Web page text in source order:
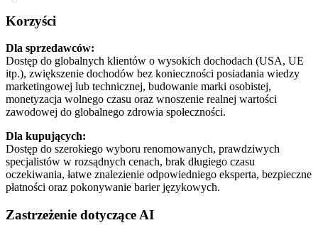
Korzyści
Dla sprzedawców:
Dostęp do globalnych klientów o wysokich dochodach (USA, UE
itp.), zwiększenie dochodów bez konieczności posiadania wiedzy
marketingowej lub technicznej, budowanie marki osobistej,
monetyzacja wolnego czasu oraz wnoszenie realnej wartości
zawodowej do globalnego zdrowia społeczności.
Dla kupujących:
Dostęp do szerokiego wyboru renomowanych, prawdziwych
specjalistów w rozsądnych cenach, brak długiego czasu
oczekiwania, łatwe znalezienie odpowiedniego eksperta, bezpieczne
płatności oraz pokonywanie barier językowych.
Zastrzeżenie dotyczące AI